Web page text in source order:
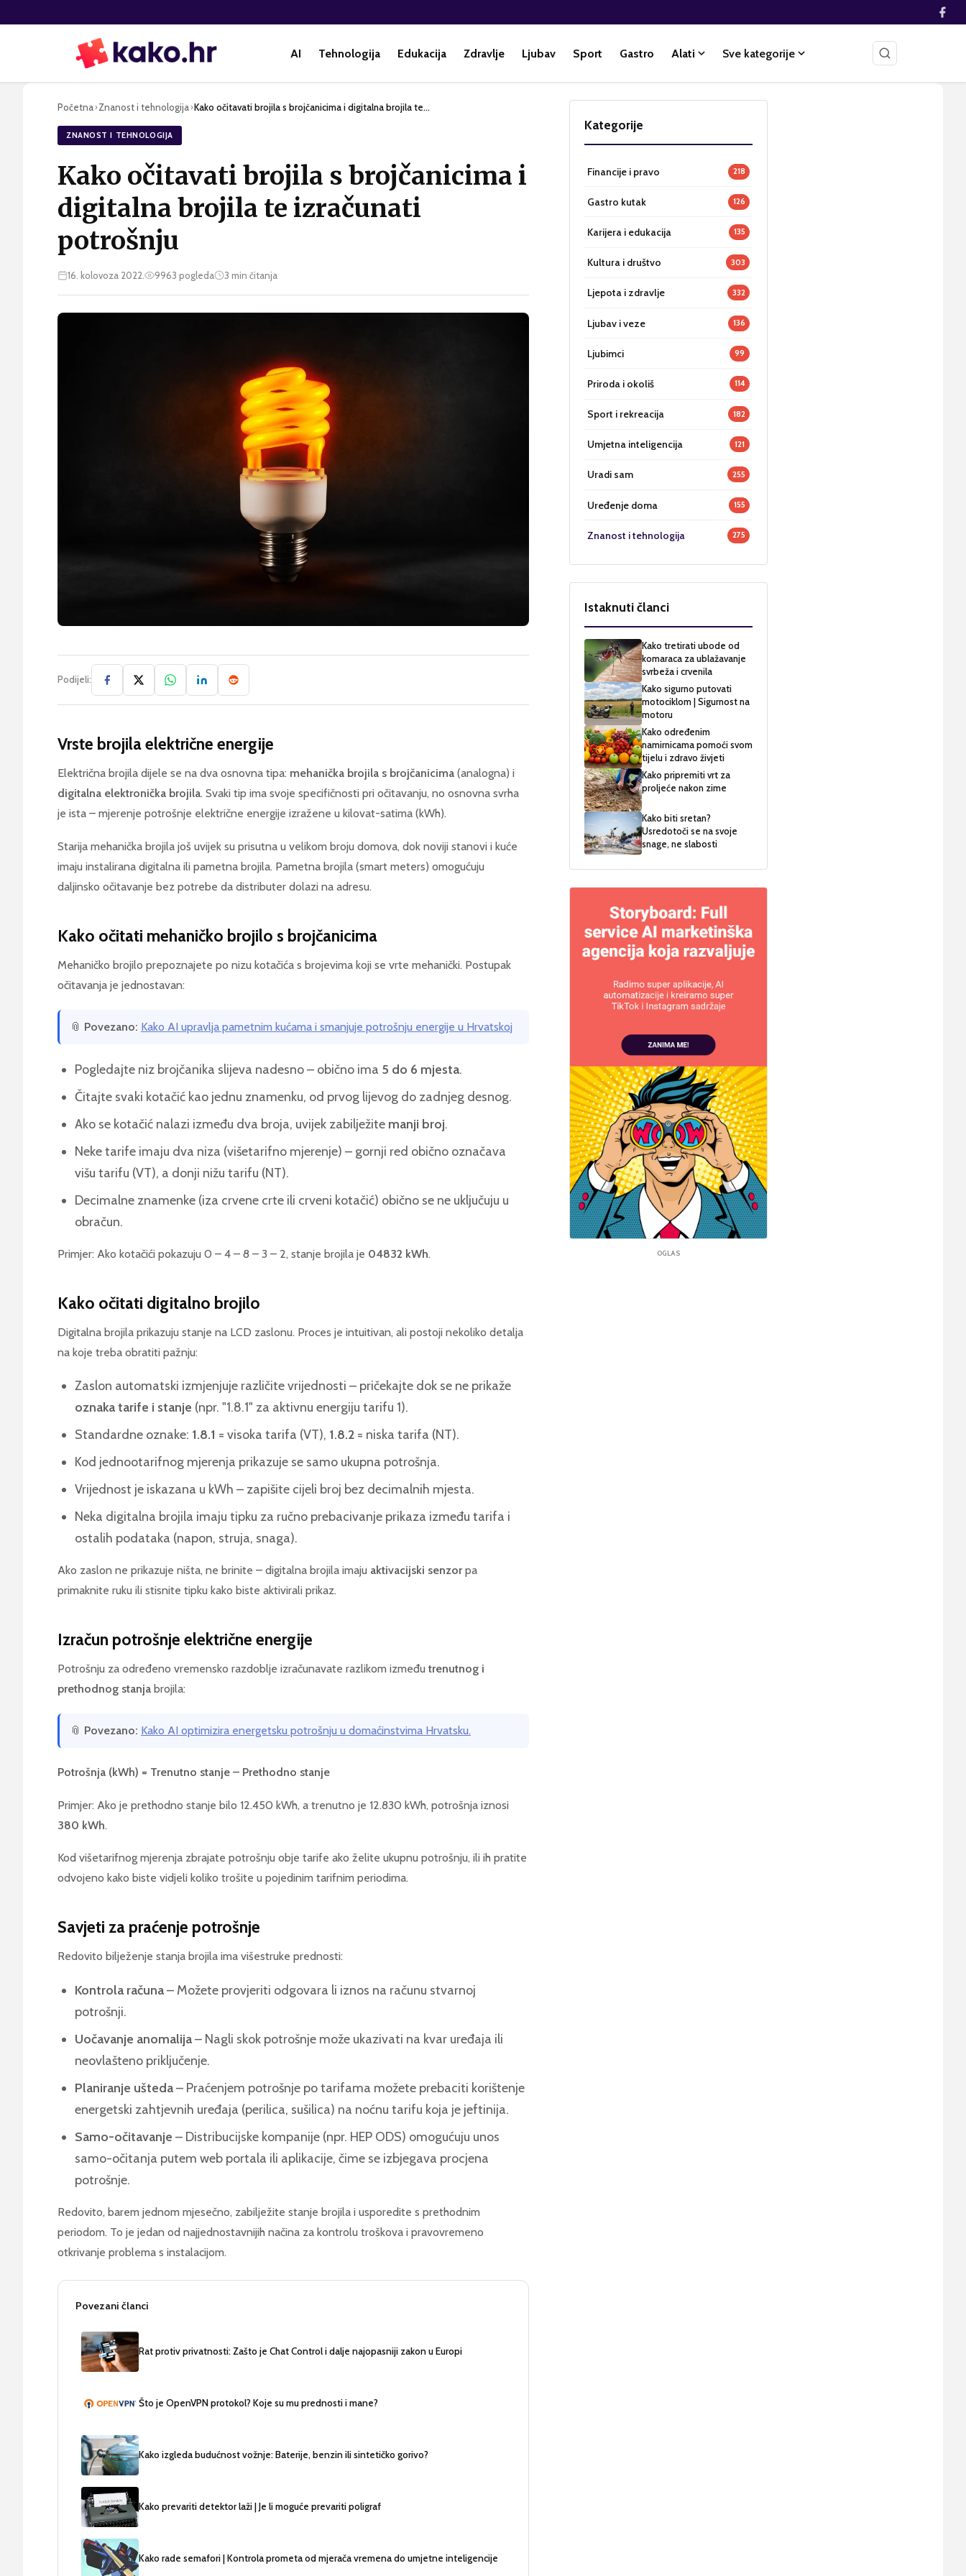
AI Tehnologija Edukacija Zdravlje Ljubav Sport Gastro Alati Sve kategorije
Početna›Znanost i tehnologija›Kako očitavati brojila s brojčanicima i digitalna brojila te…
ZNANOST I TEHNOLOGIJA
Kako očitavati brojila s brojčanicima i
digitalna brojila te izračunati
potrošnju
16. kolovoza 2022. 9963 pogleda 3 min čitanja
Podijeli:
Vrste brojila električne energije
Električna brojila dijele se na dva osnovna tipa: mehanička brojila s brojčanicima (analogna) i
digitalna elektronička brojila. Svaki tip ima svoje specifičnosti pri očitavanju, no osnovna svrha
je ista – mjerenje potrošnje električne energije izražene u kilovat-satima (kWh).
Starija mehanička brojila još uvijek su prisutna u velikom broju domova, dok noviji stanovi i kuće
imaju instalirana digitalna ili pametna brojila. Pametna brojila (smart meters) omogućuju
daljinsko očitavanje bez potrebe da distributer dolazi na adresu.
Kako očitati mehaničko brojilo s brojčanicima
Mehaničko brojilo prepoznajete po nizu kotačića s brojevima koji se vrte mehanički. Postupak
očitavanja je jednostavan:
📎 Povezano: Kako AI upravlja pametnim kućama i smanjuje potrošnju energije u Hrvatskoj
Pogledajte niz brojčanika slijeva nadesno – obično ima 5 do 6 mjesta.
Čitajte svaki kotačić kao jednu znamenku, od prvog lijevog do zadnjeg desnog.
Ako se kotačić nalazi između dva broja, uvijek zabilježite manji broj.
Neke tarife imaju dva niza (višetarifno mjerenje) – gornji red obično označava
višu tarifu (VT), a donji nižu tarifu (NT).
Decimalne znamenke (iza crvene crte ili crveni kotačić) obično se ne uključuju u
obračun.
Primjer: Ako kotačići pokazuju 0 – 4 – 8 – 3 – 2, stanje brojila je 04832 kWh.
Kako očitati digitalno brojilo
Digitalna brojila prikazuju stanje na LCD zaslonu. Proces je intuitivan, ali postoji nekoliko detalja
na koje treba obratiti pažnju:
Zaslon automatski izmjenjuje različite vrijednosti – pričekajte dok se ne prikaže
oznaka tarife i stanje (npr. "1.8.1" za aktivnu energiju tarifu 1).
Standardne oznake: 1.8.1 = visoka tarifa (VT), 1.8.2 = niska tarifa (NT).
Kod jednootarifnog mjerenja prikazuje se samo ukupna potrošnja.
Vrijednost je iskazana u kWh – zapišite cijeli broj bez decimalnih mjesta.
Neka digitalna brojila imaju tipku za ručno prebacivanje prikaza između tarifa i
ostalih podataka (napon, struja, snaga).
Ako zaslon ne prikazuje ništa, ne brinite – digitalna brojila imaju aktivacijski senzorpa
primaknite ruku ili stisnite tipku kako biste aktivirali prikaz.
Izračun potrošnje električne energije
Potrošnju za određeno vremensko razdoblje izračunavate razlikom između trenutnog i
prethodnog stanja brojila:
📎 Povezano: Kako AI optimizira energetsku potrošnju u domaćinstvima Hrvatsku.
Potrošnja (kWh) = Trenutno stanje – Prethodno stanje
Primjer: Ako je prethodno stanje bilo 12.450 kWh, a trenutno je 12.830 kWh, potrošnja iznosi
380 kWh.
Kod višetarifnog mjerenja zbrajate potrošnju obje tarife ako želite ukupnu potrošnju, ili ih pratite
odvojeno kako biste vidjeli koliko trošite u pojedinim tarifnim periodima.
Savjeti za praćenje potrošnje
Redovito bilježenje stanja brojila ima višestruke prednosti:
Kontrola računa– Možete provjeriti odgovara li iznos na računu stvarnoj
potrošnji.
Uočavanje anomalija– Nagli skok potrošnje može ukazivati na kvar uređaja ili
neovlašteno priključenje.
Planiranje ušteda– Praćenjem potrošnje po tarifama možete prebaciti korištenje
energetski zahtjevnih uređaja (perilica, sušilica) na noćnu tarifu koja je jeftinija.
Samo-očitavanje – Distribucijske kompanije (npr. HEP ODS) omogućuju unos
samo-očitanja putem web portala ili aplikacije, čime se izbjegava procjena
potrošnje.
Redovito, barem jednom mjesečno, zabilježite stanje brojila i usporedite s prethodnim
periodom. To je jedan od najjednostavnijih načina za kontrolu troškova i pravovremeno
otkrivanje problema s instalacijom.
Povezani članci
Rat protiv privatnosti: Zašto je Chat Control i dalje najopasniji zakon u Europi
Što je OpenVPN protokol? Koje su mu prednosti i mane?
Kako izgleda budućnost vožnje: Baterije, benzin ili sintetičko gorivo?
Kako prevariti detektor laži | Je li moguće prevariti poligraf
Kako rade semafori | Kontrola prometa od mjerača vremena do umjetne inteligencije
Kategorije
Financije i pravo 218
Gastro kutak 126
Karijera i edukacija 135
Kultura i društvo 303
Ljepota i zdravlje 332
Ljubav i veze 136
Ljubimci 99
Priroda i okoliš 114
Sport i rekreacija 182
Umjetna inteligencija 121
Uradi sam 255
Uređenje doma 155
Znanost i tehnologija 275
Istaknuti članci
Kako tretirati ubode od
komaraca za ublažavanje
svrbeža i crvenila
Kako sigurno putovati
motociklom | Sigurnost na
motoru
Kako određenim
namirnicama pomoći svom
tijelu i zdravo živjeti
Kako pripremiti vrt za
proljeće nakon zime
Kako biti sretan?
Usredotoči se na svoje
snage, ne slabosti
OGLAS